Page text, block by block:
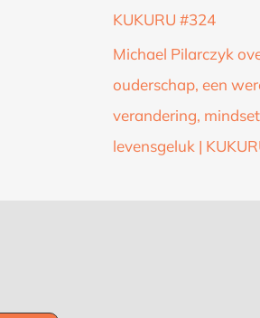
KUKURU #324
Michael Pilarczyk
ouderschap, een
verandering,
levensgeluk |